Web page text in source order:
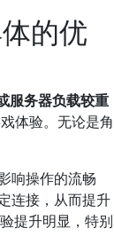
的优
服务器负载较重
体验。无论是角
响操作的流畅
连接，从而提升
提升明显，特别